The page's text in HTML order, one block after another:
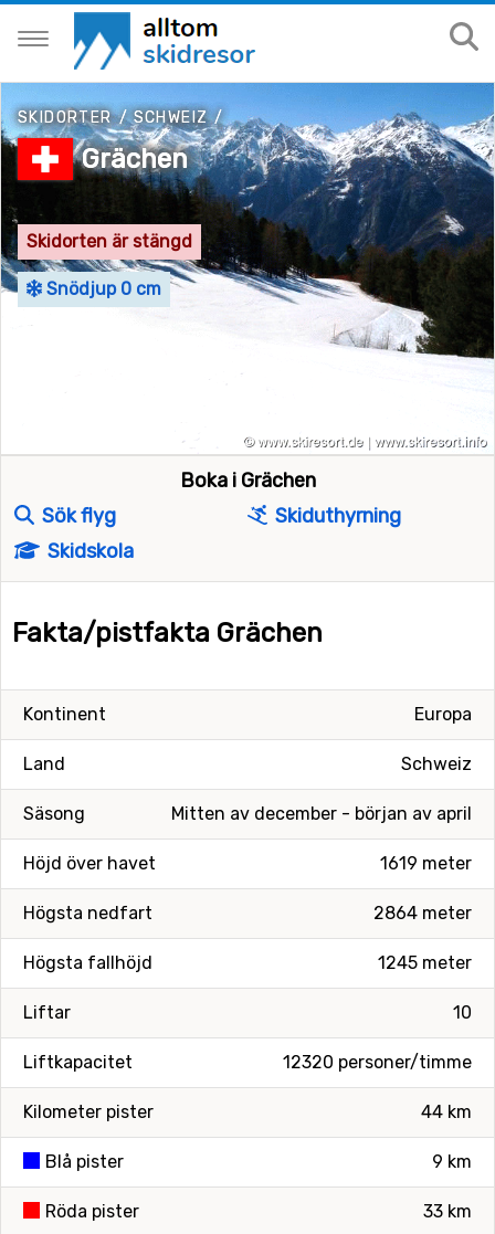
SKIDORTER/ SCHWEIZ/
Grächen
Skidorten är stängd
Snödjup 0 cm
Boka i Grächen
Sök flyg
Skiduthyrning
Skidskola
Fakta/pistfakta Grächen
Europa
Kontinent
Schweiz
Land
Mitten av december - början av april
Säsong
1619 meter
Höjd över havet
2864 meter
Högsta nedfart
1245 meter
Högsta fallhöjd
10
Liftar
12320 personer/timme
Liftkapacitet
44 km
Kilometer pister
9 km
Blå pister
33 km
Röda pister